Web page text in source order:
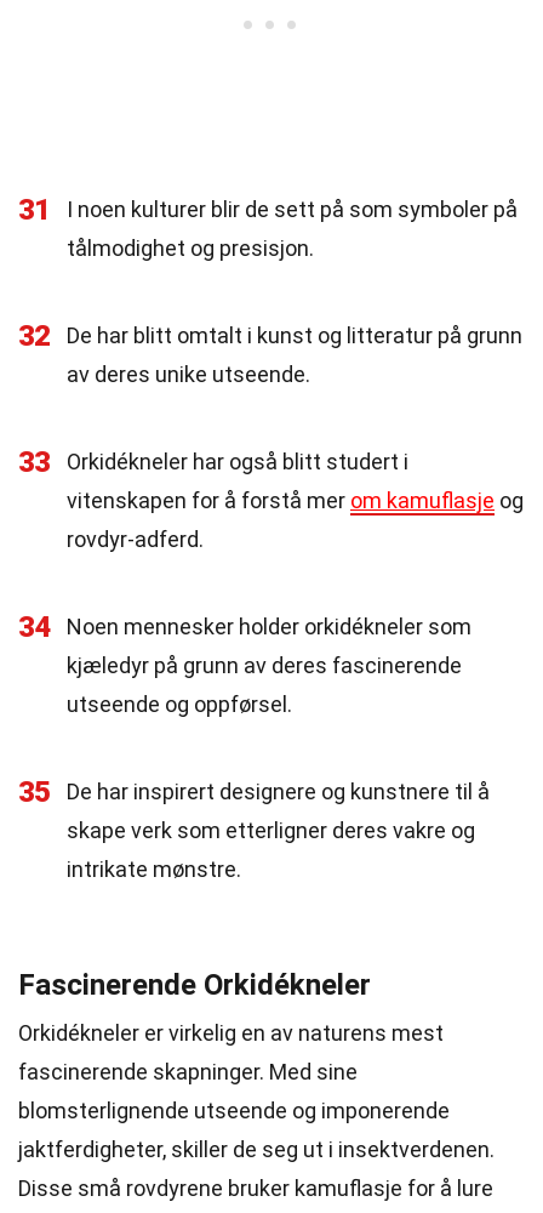
31
I noen kulturer blir de sett på som symboler på
tålmodighet og presisjon.
32
De har blitt omtalt i kunst og litteratur på grunn
av deres unike utseende.
33
Orkidékneler har også blitt studert i
vitenskapen for å forstå mer om kamuflasje og
rovdyr-adferd.
34
Noen mennesker holder orkidékneler som
kjæledyr på grunn av deres fascinerende
utseende og oppførsel.
35
De har inspirert designere og kunstnere til å
skape verk som etterligner deres vakre og
intrikate mønstre.
Fascinerende Orkidékneler
Orkidékneler er virkelig en av naturens mest
fascinerende skapninger. Med sine
blomsterlignende utseende og imponerende
jaktferdigheter, skiller de seg ut i insektverdenen.
Disse små rovdyrene bruker kamuflasje for å lure